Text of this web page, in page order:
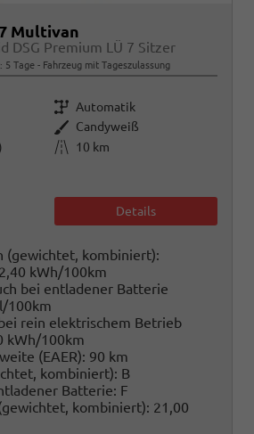
Multivan
DSG Premium LÜ 7 Sitzer
5 Tage Fahrzeug mit Tageszulassung
Getriebe Automatik
Außenfarbe Candyweiß
Kilometerstand
10 km
Details
(gewichtet, kombiniert):
kWh/100km
bei entladener Batterie
100km
rein elektrischem Betrieb
kWh/100km
(EAER): 90 km
kombiniert): B
Batterie: F
kombiniert): 21,00